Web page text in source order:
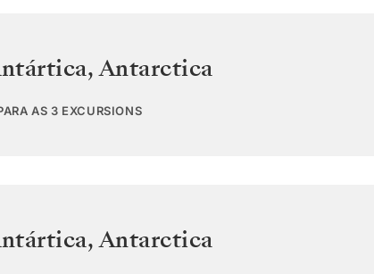
,Antarctica
AS 3 EXCURSIONS
,Antarctica